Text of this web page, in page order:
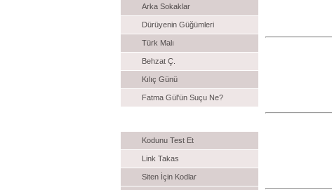
Arka Sokaklar
Dürüyenin Güğümleri
Türk Malı
Behzat Ç.
Kılıç Günü
Fatma Gül'ün Suçu Ne?
Kodunu Test Et
Link Takas
Siten İçin Kodlar